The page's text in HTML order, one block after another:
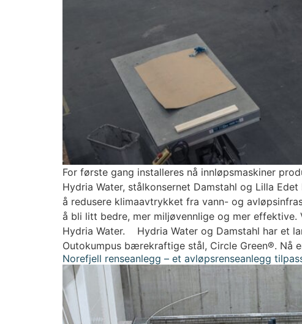
For første gang installeres nå innløpsmaskiner
Hydria Water, stålkonsernet Damstahl og Lilla
å redusere klimaavtrykket fra vann- og
å bli litt bedre, mer miljøvennlige og mer
Hydria Water. Hydria Water og Damstahl har et
Outokumpus bærekraftige stål, Circle Green®.
Norefjell renseanlegg – et avløpsrenseanlegg